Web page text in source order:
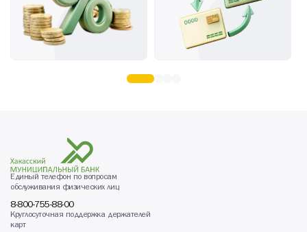
Единый телефон по вопросам
обслуживания физических лиц
8-800-755-88-00
Круглосуточная поддержка держателей
карт